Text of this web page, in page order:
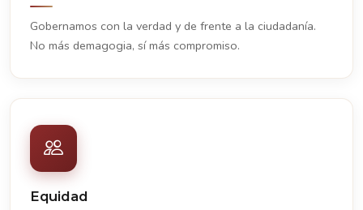
Gobernamos con la verdad y de frente a la ciudadanía.
No más demagogia, sí más compromiso.
Equidad